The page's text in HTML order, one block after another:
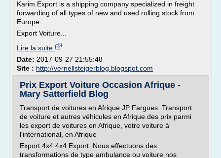
Karim Export is a shipping company specialized in freight
forwarding of all types of new and used rolling stock from
Europe.
Export Voiture...
Lire la suite
Date: 2017-09-27 21:55:48
Site : http://vernellsteigerblog.blogspot.com
Prix Export Voiture Occasion Afrique -
Mary Satterfield Blog
Transport de voitures en Afrique JP Fargues. Transport
de voiture et autres véhicules en Afrique des prix parmi
les export de voitures en Afrique, votre voiture à
l'international, en Afrique
Export 4x4 4x4 Export. Nous effectuons des
transformations de type ambulance ou voiture nos